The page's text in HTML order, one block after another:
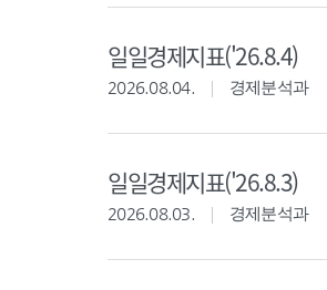
일일경제지표('26.8.4)
2026.08.04. 경제분석과
일일경제지표('26.8.3)
2026.08.03. 경제분석과